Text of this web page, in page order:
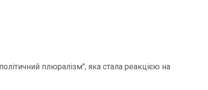
плюралізм", яка стала реакцією на